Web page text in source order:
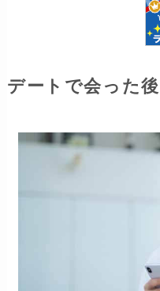
デートで会った